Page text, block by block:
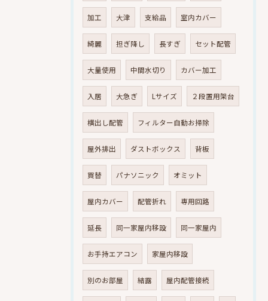
加工 大津 支給品 室内カバー
綺麗 担ぎ降し 長すぎ セット配管
大量使用 中間水切り カバー加工
入居 大急ぎ Lサイズ ２段置用架台
横出し配管 フィルター自動お掃除
屋外排出 ダストボックス 背板
買替 パナソニック オミット
屋内カバー 配管折れ 専用回路
延長 同一家屋内移設 同一家屋内
お手持エアコン 家屋内移設
別のお部屋 結露 屋内配管接続